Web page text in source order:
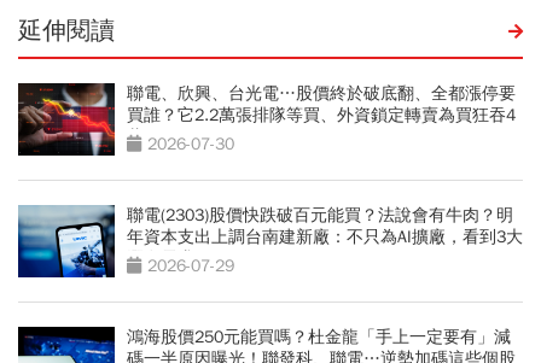
延伸閱讀
聯電、欣興、台光電…股價終於破底翻、全都漲停要
買誰？它2.2萬張排隊等買、外資鎖定轉賣為買狂吞4
萬張2026-07-30
聯電(2303)股價快跌破百元能買？法說會有牛肉？明
年資本支出上調台南建新廠：不只為AI擴廠，看到3大
潛在需求
2026-07-29
鴻海股價250元能買嗎？杜金龍「手上一定要有」減
碼一半原因曝光！聯發科、聯電…逆勢加碼這些個股